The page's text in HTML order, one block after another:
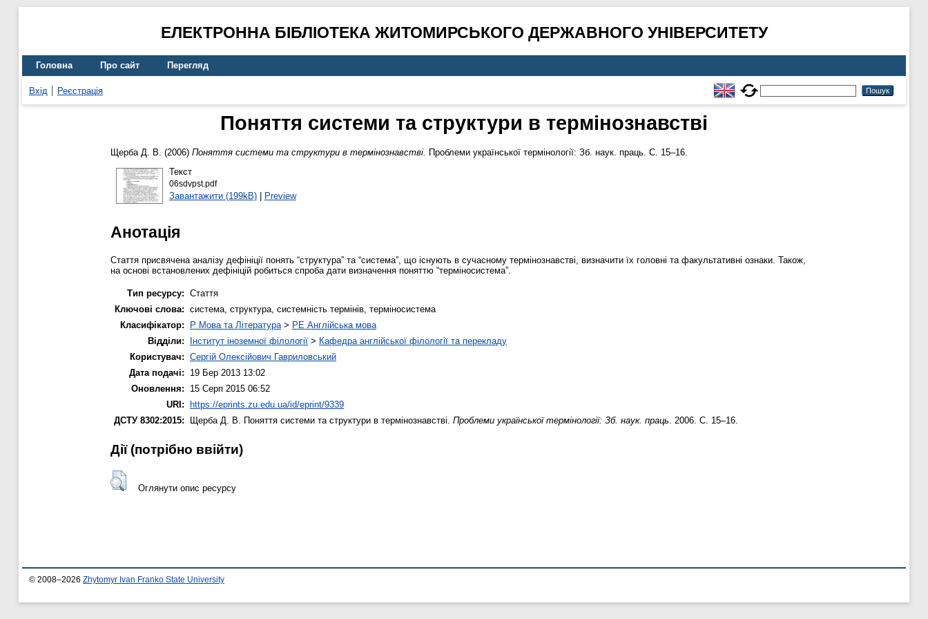
ЕЛЕКТРОННА БІБЛІОТЕКА ЖИТОМИРСЬКОГО ДЕРЖАВНОГО УНІВЕРСИТЕТУ
Головна Про сайт Перегляд
Вхід Реєстрація
Поняття системи та структури в термінознавстві
Щерба Д. В. (2006) Поняття системи та структури в термінознавстві. Проблеми української термінології: Зб. наук. праць. С. 15–16.
Текст
06sdvpst.pdf
Завантажити (199kB)| Preview
Анотація
Стаття присвячена аналізу дефініції понять “структура” та “система”, що існують в сучасному термінознавстві, визначити їх головні та факультативні ознаки. Також,
на основі встановлених дефініцій робиться спроба дати визначення поняттю “терміносистема”.
Тип ресурсу: Стаття
Ключові слова: система, структура, системність термінів, терміносистема
Класифікатор:
P Мова та Література > PE Англійська мова
Відділи:
Інститут іноземної філології > Кафедра англійської філології та перекладу
Користувач: Сергій Олексійович Гавриловський
Дата подачі:
19 Бер 2013 13:02
Оновлення:
15 Серп 2015 06:52
URI: https://eprints.zu.edu.ua/id/eprint/9339
ДСТУ 8302:2015:
Щерба Д. В. Поняття системи та структури в термінознавстві. Проблеми української термінології: Зб. наук. праць . 2006. С. 15–16.
Дії ​​(потрібно ввійти)
Оглянути опис ресурсу
© 2008–2026 Zhytomyr Ivan Franko State University